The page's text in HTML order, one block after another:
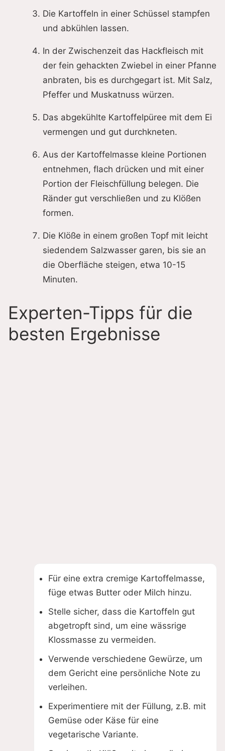
Die Kartoffeln in einer Schüssel stampfen
und abkühlen lassen.
In der Zwischenzeit das Hackfleisch mit
der fein gehackten Zwiebel in einer Pfanne
anbraten, bis es durchgegart ist. Mit Salz,
Pfeffer und Muskatnuss würzen.
Das abgekühlte Kartoffelpüree mit dem Ei
vermengen und gut durchkneten.
Aus der Kartoffelmasse kleine Portionen
entnehmen, flach drücken und mit einer
Portion der Fleischfüllung belegen. Die
Ränder gut verschließen und zu Klößen
formen.
Die Klöße in einem großen Topf mit leicht
siedendem Salzwasser garen, bis sie an
die Oberfläche steigen, etwa 10-15
Minuten.
Experten-Tipps für die
besten Ergebnisse
Für eine extra cremige Kartoffelmasse,
füge etwas Butter oder Milch hinzu.
Stelle sicher, dass die Kartoffeln gut
abgetropft sind, um eine wässrige
Klossmasse zu vermeiden.
Verwende verschiedene Gewürze, um
dem Gericht eine persönliche Note zu
verleihen.
Experimentiere mit der Füllung, z.B. mit
Gemüse oder Käse für eine
vegetarische Variante.